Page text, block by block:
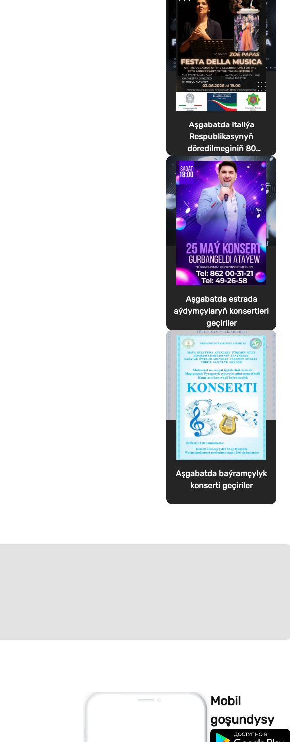
Aşgabatda Italiýa
Respublikasynyň
döredilmeginiň 80
ýyllygyna bagyşlanan
Festa della Musica
geçirilýär
Aşgabatda estrada
aýdymçylaryň konsertleri
geçiriler
Aşgabatda baýramçylyk
konserti geçiriler
Mobil
goşundysy